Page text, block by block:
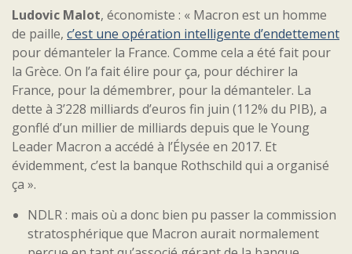
Ludovic Malot, économiste : « Macron est un homme
de paille, c’est une opération intelligente d’endettement
pour démanteler la France. Comme cela a été fait pour
la Grèce. On l’a fait élire pour ça, pour déchirer la
France, pour la démembrer, pour la démanteler. La
dette à 3’228 milliards d’euros fin juin (112% du PIB), a
gonflé d’un millier de milliards depuis que le Young
Leader Macron a accédé à l’Élysée en 2017. Et
évidemment, c’est la banque Rothschild qui a organisé
ça ».
NDLR : mais où a donc bien pu passer la commission
stratosphérique que Macron aurait normalement